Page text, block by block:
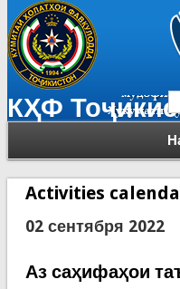
КҲФ
Activities
02 сентября 2022
Аз саҳифаҳои